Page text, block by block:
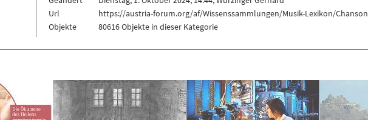
Url
https://austria-forum.org/af/Wissenssammlungen/Musik-Lexikon/Chanson
Objekte
80616 Objekte in dieser Kategorie